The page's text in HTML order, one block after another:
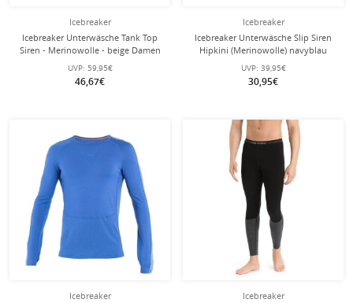
Icebreaker
Icebreaker Unterwäsche Tank Top
Siren - Merinowolle - beige Damen
UVP: 59,95€
46,67€
Icebreaker
Icebreaker Unterwäsche Slip Siren
Hipkini (Merinowolle) navyblau
Damen
UVP: 39,95€
30,95€
Icebreaker Icebreaker